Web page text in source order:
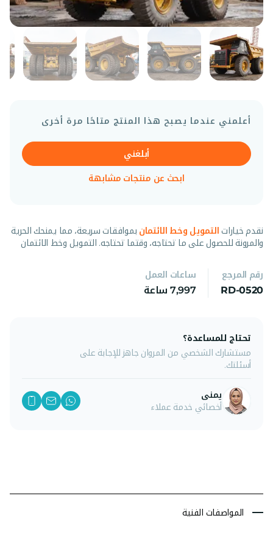
أعلمني عندما يصبح هذا المنتج متاحًا مرة أخرى
أبلغني
ابحث عن منتجات مشابهة
نقدم خيارات التمويل وخط الائتمان بموافقات سريعة، مما يمنحك الحرية
والمرونة للحصول على ما تحتاجه، وقتما تحتاجه. التمويل وخط الائتمان
رقم المرجع
RD-0520
ساعات العمل
7,997 ساعة
تحتاج للمساعدة؟
مستشارك الشخصي من المروان جاهز للإجابة على
أسئلتك.
يمنى
أخصائي خدمة عملاء
المواصفات الفنية